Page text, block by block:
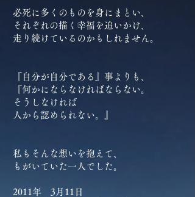
必死に多くのものを身にまとい、
それぞれの描く幸福を追いかけ、
走り続けているのかもしれません。
『自分が自分である』事よりも、
『何かにならなければならない。
そうしなければ
人から認められない。』
私もそんな想いを抱えて、
もがいていた一人でした。
2011年 3月11日